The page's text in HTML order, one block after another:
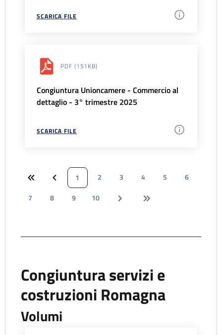
SCARICA FILE
PDF (151KB)
Congiuntura Unioncamere - Commercio al
dettaglio - 3° trimestre 2025
SCARICA FILE
1 2 3 4 5
6
7
8 9 10
Congiuntura servizi e
costruzioni Romagna
Volumi